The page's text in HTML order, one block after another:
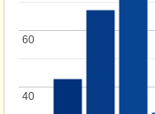
40
40
60
60